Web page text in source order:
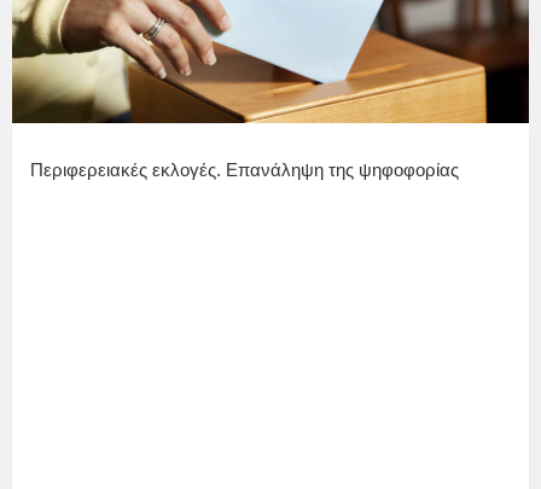
Περιφερειακές εκλογές. Επανάληψη της ψηφοφορίας